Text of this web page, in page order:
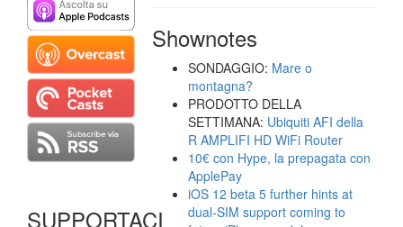
SUPPORTACI
Shownotes
SONDAGGIO: Mare o
montagna?
PRODOTTO DELLA
SETTIMANA: Ubiquiti AFI della
R AMPLIFI HD WiFi Router
10€ con Hype, la prepagata con
ApplePay
iOS 12 beta 5 further hints at
dual-SIM support coming to